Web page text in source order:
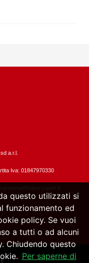
a.r.l.
Iva: 01847970330
segreteria@bakerysport.it
questo utilizzati si
funzionamento ed
policy. Se vuoi
a tutti o ad alcuni
Chiudendo questo
Per saperne di